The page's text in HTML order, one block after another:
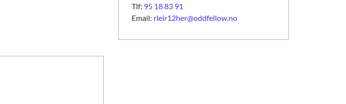
Tlf: 95 18 83 91
Email: rleir12her@oddfellow.no